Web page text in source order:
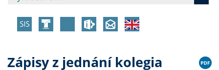
Zápisy z jednání kolegia